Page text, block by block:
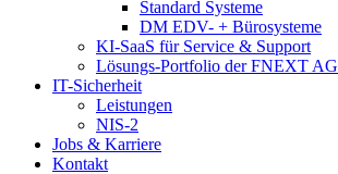
Standard Systeme
DM EDV- + Bürosysteme
KI-SaaS für Service & Support
Lösungs-Portfolio der FNEXT AG
IT-Sicherheit
Leistungen
NIS-2
Jobs & Karriere
Kontakt